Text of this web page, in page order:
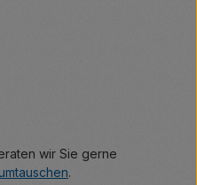
wir Sie gerne
.